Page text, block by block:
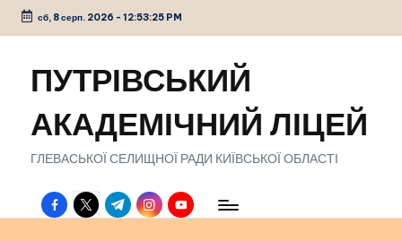
Перейти
сб, 8 серп. 2026 - 12:53:26 PM
ПУТРІВСЬКИЙ
АКАДЕМІЧНИЙ ЛІЦЕЙ
ГЛЕВАСЬКОЇ СЕЛИЩНОЇ РАДИ КИЇВСЬКОЇ ОБЛАСТІ
facebook.com
twitter.com
t.me instagram.com
youtube.com